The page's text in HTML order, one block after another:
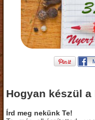
Hogyan készül
Írd meg nekünk Te!